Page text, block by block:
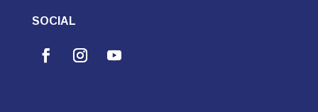
SOCIAL